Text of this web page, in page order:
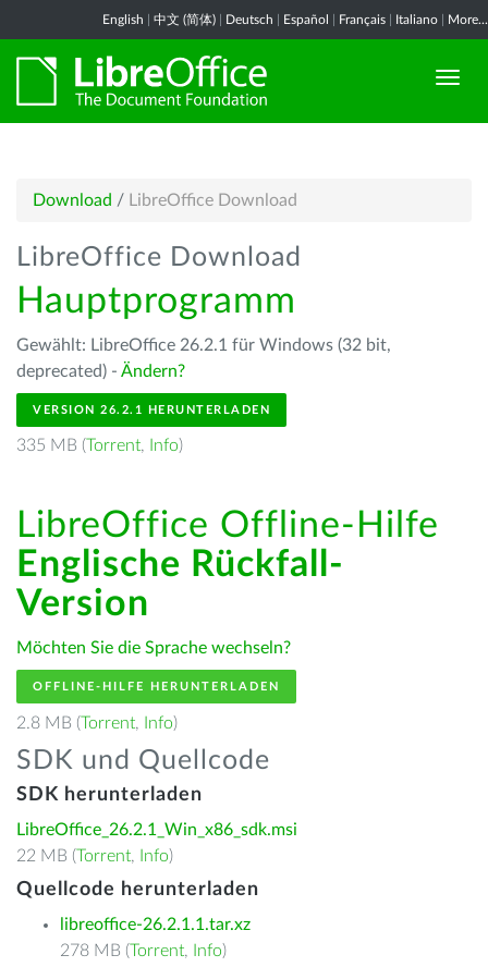
English 中文 (简体) Deutsch Español Français Italiano More...
Download / LibreOffice Download
LibreOffice Download
Hauptprogramm
Gewählt: LibreOffice 26.2.1 für Windows (32 bit,
deprecated) - Ändern?
VERSION 26.2.1 HERUNTERLADEN
335 MB (Torrent, Info)
LibreOffice Offline-Hilfe
Englische Rückfall-
Version
Möchten Sie die Sprache wechseln?
OFFLINE-HILFE HERUNTERLADEN
2.8 MB (Torrent, Info)
SDK und Quellcode
SDK herunterladen
LibreOffice_26.2.1_Win_x86_sdk.msi
22 MB (Torrent, Info)
Quellcode herunterladen
libreoffice-26.2.1.1.tar.xz
278 MB (Torrent, Info)